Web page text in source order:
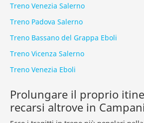
Treno Venezia Salerno
Treno Padova Salerno
Treno Bassano del Grappa Eboli
Treno Vicenza Salerno
Treno Venezia Eboli
Prolungare il proprio
recarsi altrove in